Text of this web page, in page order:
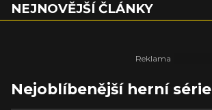
NEJNOVĚJŠÍ ČLÁNKY
Nejoblíbenější herní série